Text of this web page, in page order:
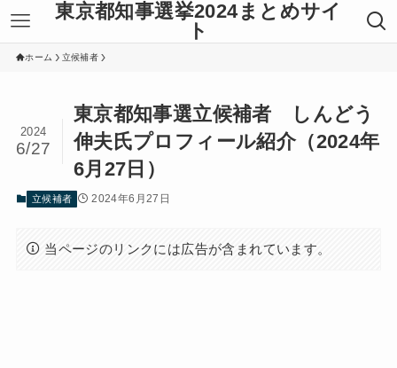
東京都知事選挙2024まとめサイ
ト
ホーム 立候補者
東京都知事選立候補者 しんどう
伸夫氏プロフィール紹介（2024年
6月27日）
2024
6/27
立候補者 2024年6月27日
当ページのリンクには広告が含まれています。